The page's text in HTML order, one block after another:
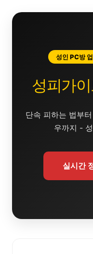
성인 PC방
성피가
단속 피하는 법부
우까지 -
실시간